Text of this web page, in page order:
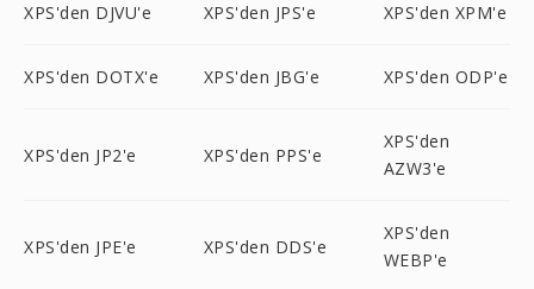
XPS'den DJVU'e XPS'den JPS'e XPS'den XPM'e
XPS'den DOTX'e XPS'den JBG'e XPS'den ODP'e
XPS'den JP2'e XPS'den PPS'e
XPS'den
AZW3'e
XPS'den JPE'e XPS'den DDS'e
XPS'den
WEBP'e